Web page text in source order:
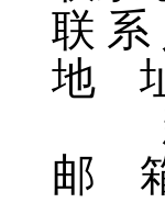
联 系
地
邮